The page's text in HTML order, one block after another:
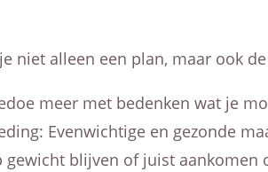
niet alleen een plan, maar ook
meer met bedenken wat je
Evenwichtige en gezonde
blijven of juist aankomen